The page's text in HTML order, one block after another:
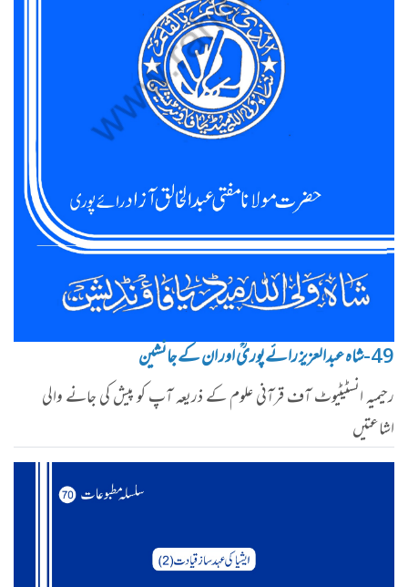
49-شاہ عبدالعزیز رائےپوریؒ اور ان کے جانشین
رحیمیہ انسٹیٹیوٹ آف قرآنی علوم کے ذریعہ آپ کو پیش کی جانے والی
اشاعتیں